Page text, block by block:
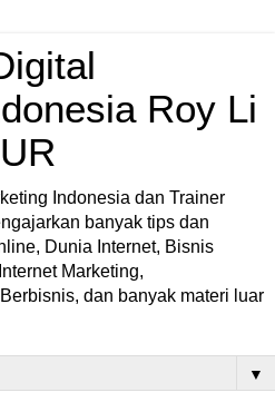
Roy Li
Indonesia dan Trainer
banyak tips dan
Dunia Internet, Bisnis
Marketing,
dan banyak materi luar
▼